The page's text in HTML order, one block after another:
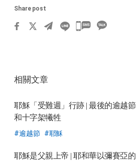
Share post
카
하
相關文章
耶穌「受難週」行跡 | 最後的逾越節
和十字架犧牲
逾越節 耶穌
耶穌是父親上帝 | 耶和華以彌賽亞的